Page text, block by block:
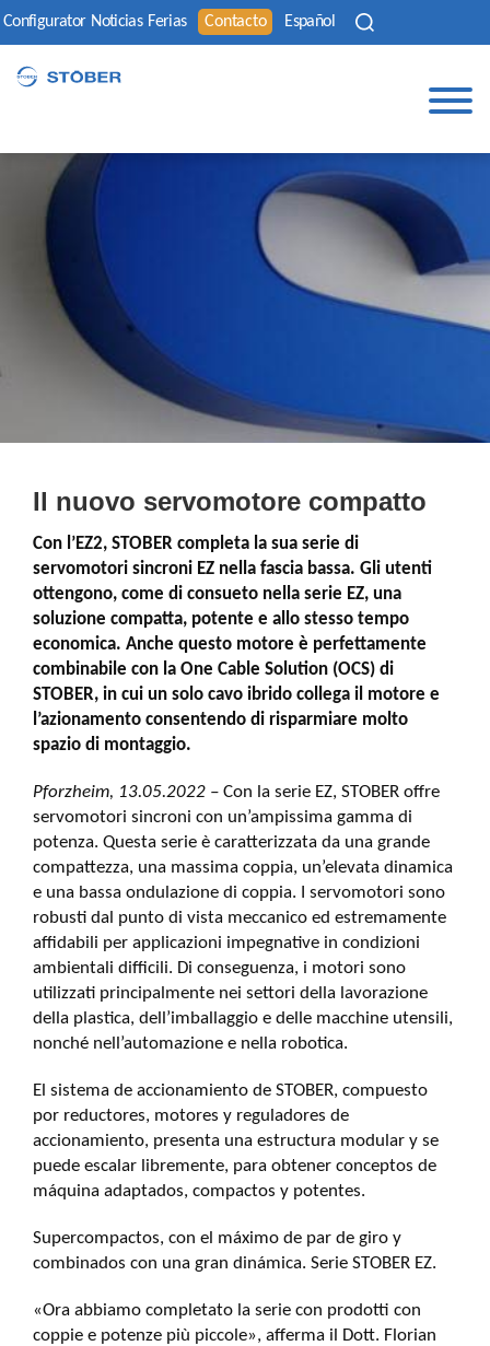
Configurator Noticias Ferias Contacto Español
Il nuovo servomotore compatto
Con l’EZ2, STOBER completa la sua serie di
servomotori sincroni EZ nella fascia bassa. Gli utenti
ottengono, come di consueto nella serie EZ, una
soluzione compatta, potente e allo stesso tempo
economica. Anche questo motore è perfettamente
combinabile con la One Cable Solution (OCS) di
STOBER, in cui un solo cavo ibrido collega il motore e
l’azionamento consentendo di risparmiare molto
spazio di montaggio.
Pforzheim, 13.05.2022 – Con la serie EZ, STOBER offre
servomotori sincroni con un’ampissima gamma di
potenza. Questa serie è caratterizzata da una grande
compattezza, una massima coppia, un’elevata dinamica
e una bassa ondulazione di coppia. I servomotori sono
robusti dal punto di vista meccanico ed estremamente
affidabili per applicazioni impegnative in condizioni
ambientali difficili. Di conseguenza, i motori sono
utilizzati principalmente nei settori della lavorazione
della plastica, dell’imballaggio e delle macchine utensili,
nonché nell’automazione e nella robotica.
El sistema de accionamiento de STOBER, compuesto
por reductores, motores y reguladores de
accionamiento, presenta una estructura modular y se
puede escalar libremente, para obtener conceptos de
máquina adaptados, compactos y potentes.
Supercompactos, con el máximo de par de giro y
combinados con una gran dinámica. Serie STOBER EZ.
«Ora abbiamo completato la serie con prodotti con
coppie e potenze più piccole», afferma il Dott. Florian